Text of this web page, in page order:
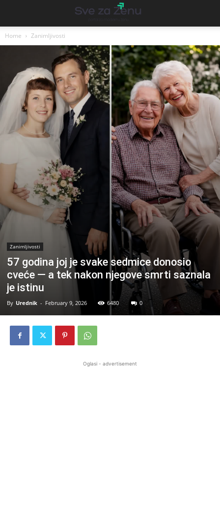
Home Zanimljivosti
Zanimljivosti
57 godina joj je svake sedmice donosio
cveće — a tek nakon njegove smrti saznala
je istinu
By Urednik - February 9, 2026 6480 0
Oglasi - advertisement